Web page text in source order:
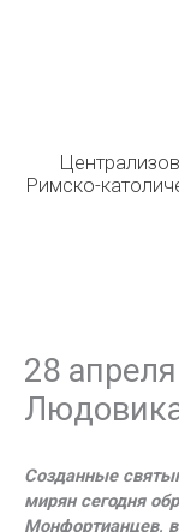
Римско-
28
Созданные
мирян сегодня
Монфортианцев,